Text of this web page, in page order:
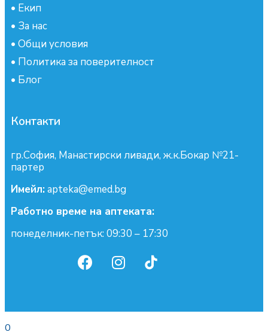
• Екип
• За нас
• Общи условия
• Политика за поверителност
• Блог
Контакти
гр.София, Манастирски ливади, ж.к.Бокар №21-
партер
Имейл:apteka@emed.bg
Работно време на аптеката:
понеделник-петък: 09:30 – 17:30
0